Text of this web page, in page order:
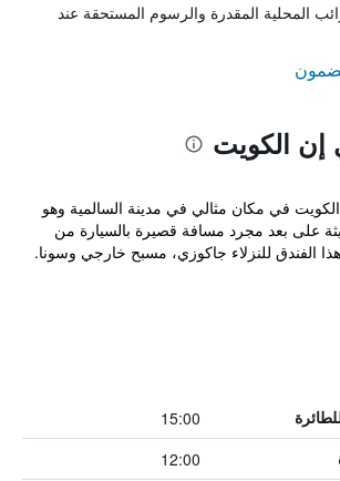
المحلية المقدرة والرسوم المستحقة عند
إن الكويت
الكويت في مكان مثالي في مدينة السالمية وهو
على بعد مجرد مسافة قصيرة بالسيارة من
الفندق للنزلاء جاكوزي، مسبح خارجي وسونا.
15:00
12:00